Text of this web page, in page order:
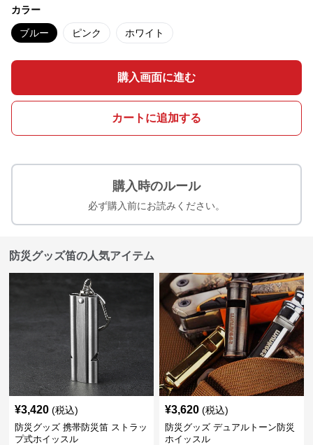
カラー
ブルー ピンク ホワイト
購入画面に進む
カートに追加する
購入時のルール
必ず購入前にお読みください。
防災グッズ笛の人気アイテム
¥3,420 (税込)
防災グッズ 携帯防災笛 ストラッ
プ式ホイッスル
¥3,620 (税込)
防災グッズ デュアルトーン防災
ホイッスル